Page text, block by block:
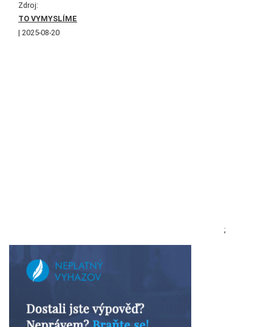
Zdroj:
TO VYMYSLÍME
2025-08-20
;